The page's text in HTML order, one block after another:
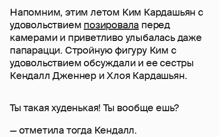
Напомним, этим летом Ким Кардашьян с
удовольствием позировала перед
камерами и приветливо улыбалась даже
папарацци. Стройную фигуру Ким с
удовольствием обсуждали и ее сестры
Кендалл Дженнер и Хлоя Кардашьян.
Ты такая худенькая! Ты вообще ешь?
— отметила тогда Кендалл.